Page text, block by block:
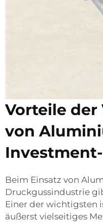
Vorteile
von
Beim Einsatz von
Druckgussindustrie
Einer der wichtigsten
äußerst vielseitiges